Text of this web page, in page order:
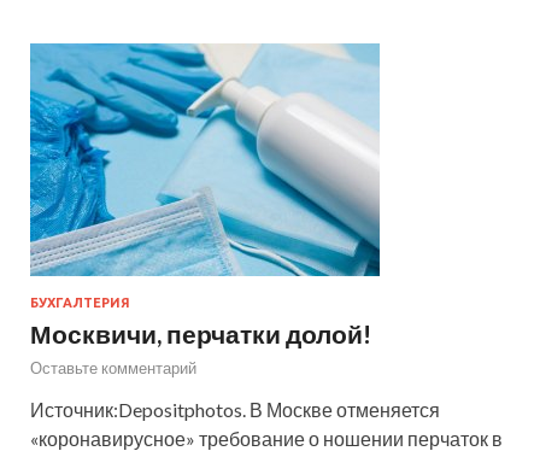
БУХГАЛТЕРИЯ
Москвичи, перчатки долой!
Оставьте комментарий
Источник:Depositphotos. В Москве отменяется
«коронавирусное» требование о ношении перчаток в